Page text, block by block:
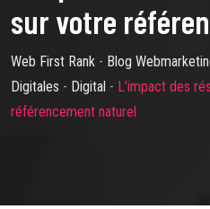
sur votre
Web First Rank - Blog
Digitales - Digital - L’impact des
référencement naturel